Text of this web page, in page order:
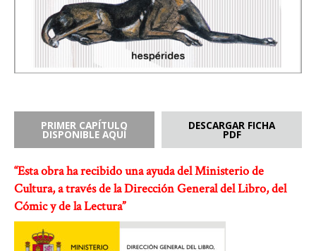
PRIMER CAPÍTULO
DISPONIBLE AQUÍ
DESCARGAR FICHA
PDF
“Esta obra ha recibido una ayuda del Ministerio de
Cultura, a través de la Dirección General del Libro, del
Cómic y de la Lectura”